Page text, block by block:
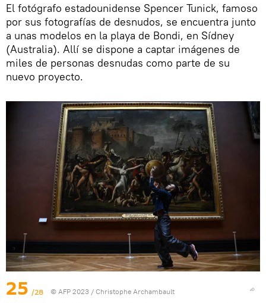
El fotógrafo estadounidense Spencer Tunick, famoso
por sus fotografías de desnudos, se encuentra junto
a unas modelos en la playa de Bondi, en Sídney
(Australia). Allí se dispone a captar imágenes de
miles de personas desnudas como parte de su
nuevo proyecto.
25 /28 © AFP 2023 / Christophe Archambault